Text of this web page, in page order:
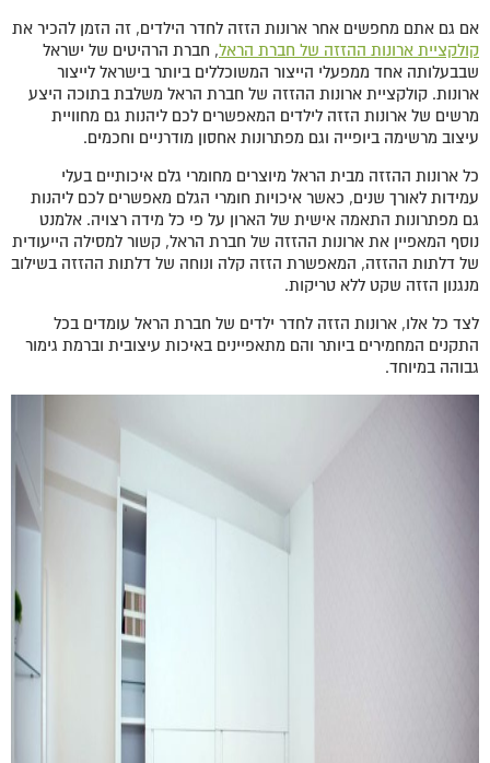
אם גם אתם מחפשים אחר ארונות הזזה לחדר הילדים, זה הזמן להכיר את
קולקציית ארונות ההזזה של חברת הראל, חברת הרהיטים של ישראל
שבבעלותה אחד ממפעלי הייצור המשוכללים ביותר בישראל לייצור
ארונות. קולקציית ארונות ההזזה של חברת הראל משלבת בתוכה היצע
מרשים של ארונות הזזה לילדים המאפשרים לכם ליהנות גם מחוויית
עיצוב מרשימה ביופייה וגם מפתרונות אחסון מודרניים וחכמים.
כל ארונות ההזזה מבית הראל מיוצרים מחומרי גלם איכותיים בעלי
עמידות לאורך שנים, כאשר איכויות חומרי הגלם מאפשרים לכם ליהנות
גם מפתרונות התאמה אישית של הארון על פי כל מידה רצויה. אלמנט
נוסף המאפיין את ארונות ההזזה של חברת הראל, קשור למסילה הייעודית
של דלתות ההזזה, המאפשרת הזזה קלה ונוחה של דלתות ההזזה בשילוב
מנגנון הזזה שקט ללא טריקות.
לצד כל אלו, ארונות הזזה לחדר ילדים של חברת הראל עומדים בכל
התקנים המחמירים ביותר והם מתאפיינים באיכות עיצובית וברמת גימור
גבוהה במיוחד.